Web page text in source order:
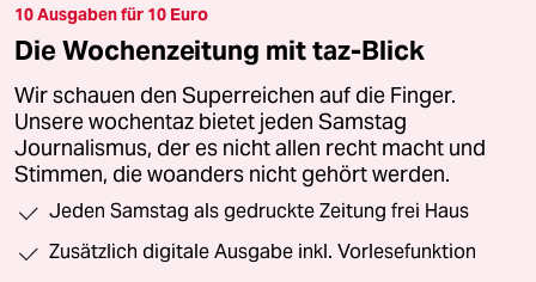
10 Ausgaben für 10 Euro
Die Wochenzeitung mit taz-Blick
Wir schauen den Superreichen auf die Finger.
Unsere wochentaz bietet jeden Samstag
Journalismus, der es nicht allen recht macht und
Stimmen, die woanders nicht gehört werden.
Jeden Samstag als gedruckte Zeitung frei Haus
Zusätzlich digitale Ausgabe inkl. Vorlesefunktion